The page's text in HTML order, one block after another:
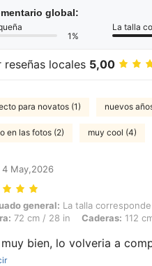
global:
1%
La talla
reseñas locales 5,00
para novatos (1) nuevos
en las fotos (2) muy cool (4)
4 May,2026
general: La talla corresponde,
general: La talla corresponde
72 cm / 28 in Caderas: 112
bien, lo volveria a